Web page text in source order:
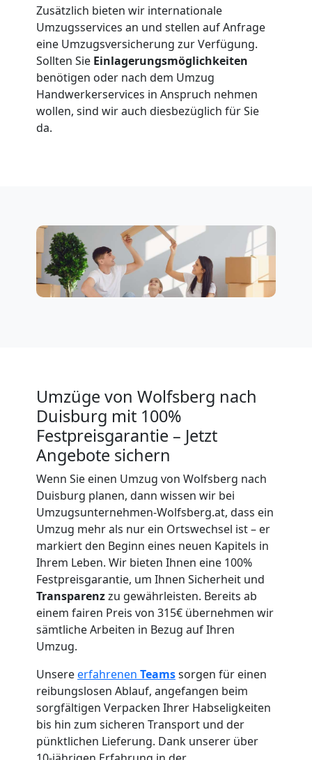
Zusätzlich bieten wir internationale
Umzugsservices an und stellen auf Anfrage
eine Umzugsversicherung zur Verfügung.
Sollten Sie Einlagerungsmöglichkeiten
benötigen oder nach dem Umzug
Handwerkerservices in Anspruch nehmen
wollen, sind wir auch diesbezüglich für Sie
da.
Umzüge von Wolfsberg nach
Duisburg mit 100%
Festpreisgarantie – Jetzt
Angebote sichern
Wenn Sie einen Umzug von Wolfsberg nach
Duisburg planen, dann wissen wir bei
Umzugsunternehmen-Wolfsberg.at, dass ein
Umzug mehr als nur ein Ortswechsel ist – er
markiert den Beginn eines neuen Kapitels in
Ihrem Leben. Wir bieten Ihnen eine 100%
Festpreisgarantie, um Ihnen Sicherheit und
Transparenzzu gewährleisten. Bereits ab
einem fairen Preis von 315€ übernehmen wir
sämtliche Arbeiten in Bezug auf Ihren
Umzug.
Unsereerfahrenen Teamssorgen für einen
reibungslosen Ablauf, angefangen beim
sorgfältigen Verpacken Ihrer Habseligkeiten
bis hin zum sicheren Transport und der
pünktlichen Lieferung. Dank unserer über
Möbellift
Wolfsberg
Übersiedlung
Wolfsberg
Privatumzug
Wolfsberg
Umzug
für
Senioren
Wolfsberg
Fernumzug
Wolfsberg